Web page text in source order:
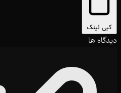
کپی لینک
دیدگاه ها